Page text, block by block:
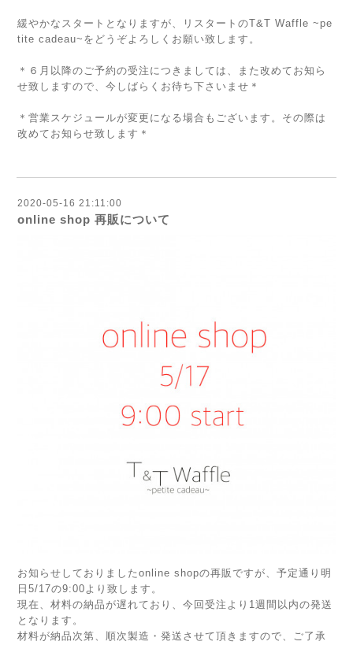
緩やかなスタートとなりますが、リスタートのT&T Waffle ~pe
tite cadeau~をどうぞよろしくお願い致します。
＊６月以降のご予約の受注につきましては、また改めてお知ら
せ致しますので、今しばらくお待ち下さいませ＊
＊営業スケジュールが変更になる場合もございます。その際は
改めてお知らせ致します＊
2020-05-16 21:11:00
online shop 再販について
お知らせしておりましたonline shopの再販ですが、予定通り明
日5/17の9:00より致します。
現在、材料の納品が遅れており、今回受注より1週間以内の発送
となります。
材料が納品次第、順次製造・発送させて頂きますので、ご了承